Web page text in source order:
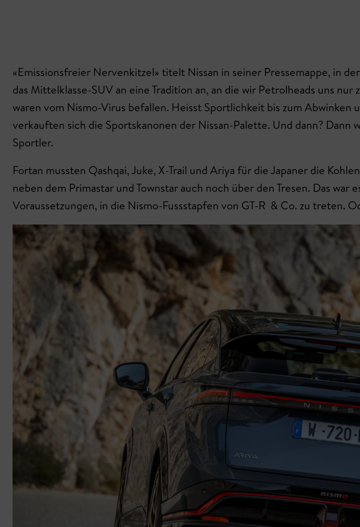
«Emissionsfreier Nervenkitzel» titelt Nissan in seiner Pressemappe, in
das Mittelklasse-SUV an eine Tradition an, an die wir Petrolheads uns
waren vom Nismo-Virus befallen. Heisst Sportlichkeit bis zum
verkauften sich die Sportskanonen der Nissan-Palette. Und dann?
Sportler.
Fortan mussten Qashqai, Juke, X-Trail und Ariya für die Japaner die
neben dem Primastar und Town­star auch noch über den Tresen. Das
Voraussetzungen, in die Nismo-Fussstapfen von GT-R & Co. zu treten.